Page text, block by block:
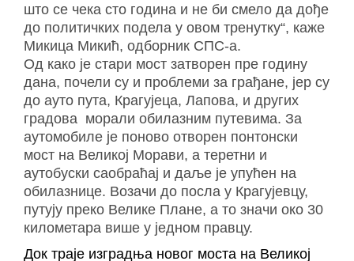
што се чека сто година и не би смело да дође
до политичких подела у овом тренутку“, каже
Микица Микић, одборник СПС-а.
Од како је стари мост затворен пре годину
дана, почели су и проблеми за грађане, јер су
до ауто пута, Крагујеца, Лапова, и других
градова морали обилазним путевима. За
аутомобиле је поново отворен понтонски
мост на Великој Mорави, а теретни и
аутобуски саобраћај и даље је упућен на
обилазнице. Возачи до посла у Крагујевцу,
путују преко Велике Плане, а то значи око 30
километара више у једном правцу.
Док траје изградња новог моста на Великој